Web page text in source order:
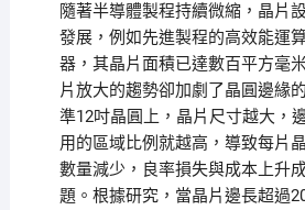
隨著半導體製程持續微縮，晶片
發展，例如先進製程的高效能運
器，其晶片面積已達數百平方毫
片放大的趨勢卻加劇了晶圓邊緣
準12吋晶圓上，晶片尺寸越大，
用的區域比例就越高，導致每片
數量減少，良率損失與成本上升
題。根據研究，當晶片邊長超過